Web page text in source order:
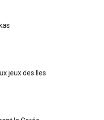
jeux des Iles